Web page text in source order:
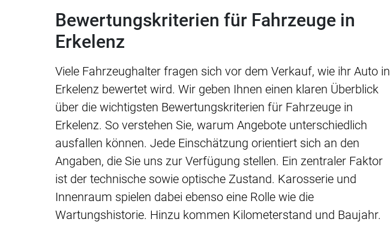
Bewertungskriterien für Fahrzeuge in
Erkelenz
Viele Fahrzeughalter fragen sich vor dem Verkauf, wie ihr Auto in
Erkelenz bewertet wird. Wir geben Ihnen einen klaren Überblick
über die wichtigsten Bewertungskriterien für Fahrzeuge in
Erkelenz. So verstehen Sie, warum Angebote unterschiedlich
ausfallen können. Jede Einschätzung orientiert sich an den
Angaben, die Sie uns zur Verfügung stellen. Ein zentraler Faktor
ist der technische sowie optische Zustand. Karosserie und
Innenraum spielen dabei ebenso eine Rolle wie die
Wartungshistorie. Hinzu kommen Kilometerstand und Baujahr.